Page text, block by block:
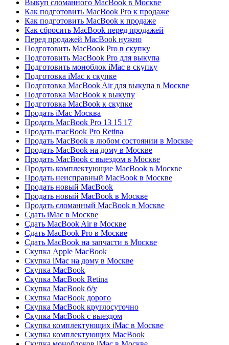
Выкуп сломанного MacBook в Москве
Как подготовить MacBook Pro к продаже
Как подготовить MacBook к продаже
Как сбросить MacBook перед продажей
Перед продажей MacBook нужно
Подготовить MacBook Pro в скупку
Подготовить MacBook Pro для выкупа
Подготовить моноблок iMac в скупку
Подготовка iMac к скупке
Подготовка MacBook Air для выкупа в Москве
Подготовка MacBook к выкупу
Подготовка MacBook к скупке
Продать iMac Москва
Продать MacBook Pro 13 15 17
Продать macBook Pro Retina
Продать MacBook в любом состоянии в Москве
Продать MacBook на дому в Москве
Продать MacBook с выездом в Москве
Продать комплектующие MacBook в Москве
Продать неисправный MacBook в Москве
Продать новый MacBook
Продать новый MacBook в Москве
Продать сломанный MacBook в Москве
Сдать iMac в Москве
Сдать MacBook Air в Москве
Сдать MacBook Pro в Москве
Сдать MacBook на запчасти в Москве
Скупка Apple MacBook
Скупка iMac на дому в Москве
Скупка MacBook
Скупка MacBook Retina
Скупка MacBook б/у
Скупка MacBook дорого
Скупка MacBook круглосуточно
Скупка MacBook с выездом
Скупка комплектующих iMac в Москве
Скупка комплектующих MacBook